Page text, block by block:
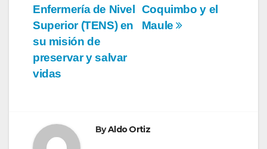
Coquimbo y el
Maule
Enfermería de Nivel
Superior (TENS) en
su misión de
preservar y salvar
vidas
ByAldo Ortiz